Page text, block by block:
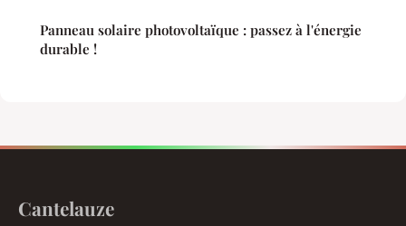
Panneau solaire photovoltaïque : passez à l'énergie
durable !
Cantelauze